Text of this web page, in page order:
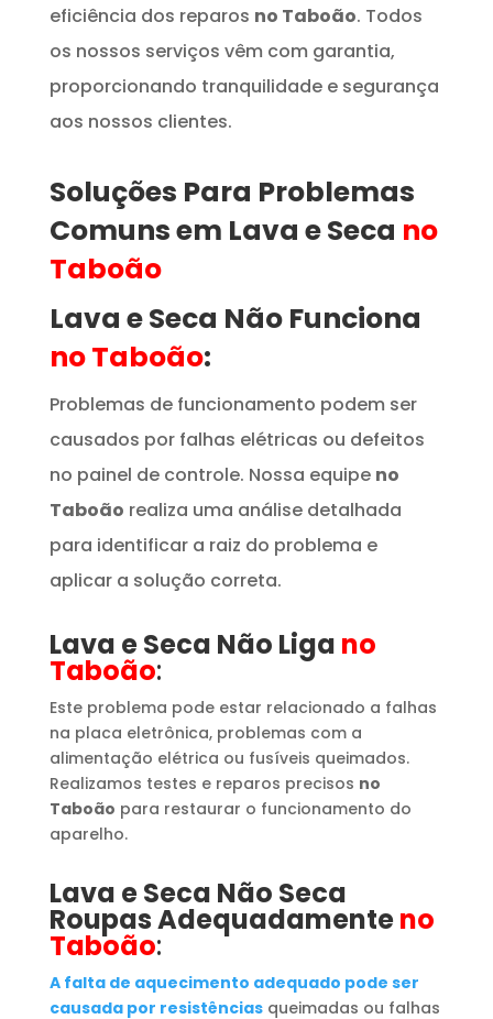
eficiência dos reparos no Taboão. Todos
os nossos serviços vêm com garantia,
proporcionando tranquilidade e segurança
aos nossos clientes.
Soluções Para Problemas
Comuns em Lava e Seca no
Taboão
Lava e Seca Não Funciona
no Taboão:
Problemas de funcionamento podem ser
causados por falhas elétricas ou defeitos
no painel de controle. Nossa equipe no
Taboão realiza uma análise detalhada
para identificar a raiz do problema e
aplicar a solução correta.
Lava e Seca Não Liga no
Taboão:
Este problema pode estar relacionado a falhas
na placa eletrônica, problemas com a
alimentação elétrica ou fusíveis queimados.
Realizamos testes e reparos precisos no
Taboão para restaurar o funcionamento do
aparelho.
Lava e Seca Não Seca
Roupas Adequadamenteno
Taboão:
A falta de aquecimento adequado pode ser
causada por resistênciasqueimadas ou falhas